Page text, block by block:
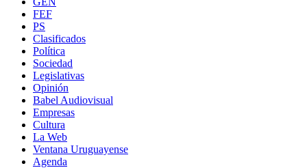
FEF
PS
Clasificados
Política
Sociedad
Legislativas
Opinión
Babel Audiovisual
Empresas
Cultura
La Web
Ventana Uruguayense
Agenda